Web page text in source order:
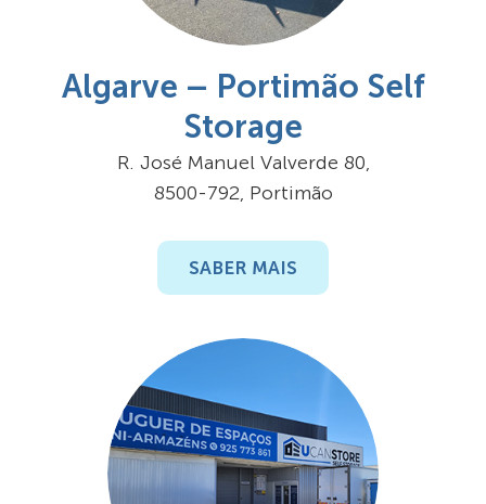
Algarve – Portimão Self
Storage
R. José Manuel Valverde 80,
8500-792, Portimão
SABER MAIS